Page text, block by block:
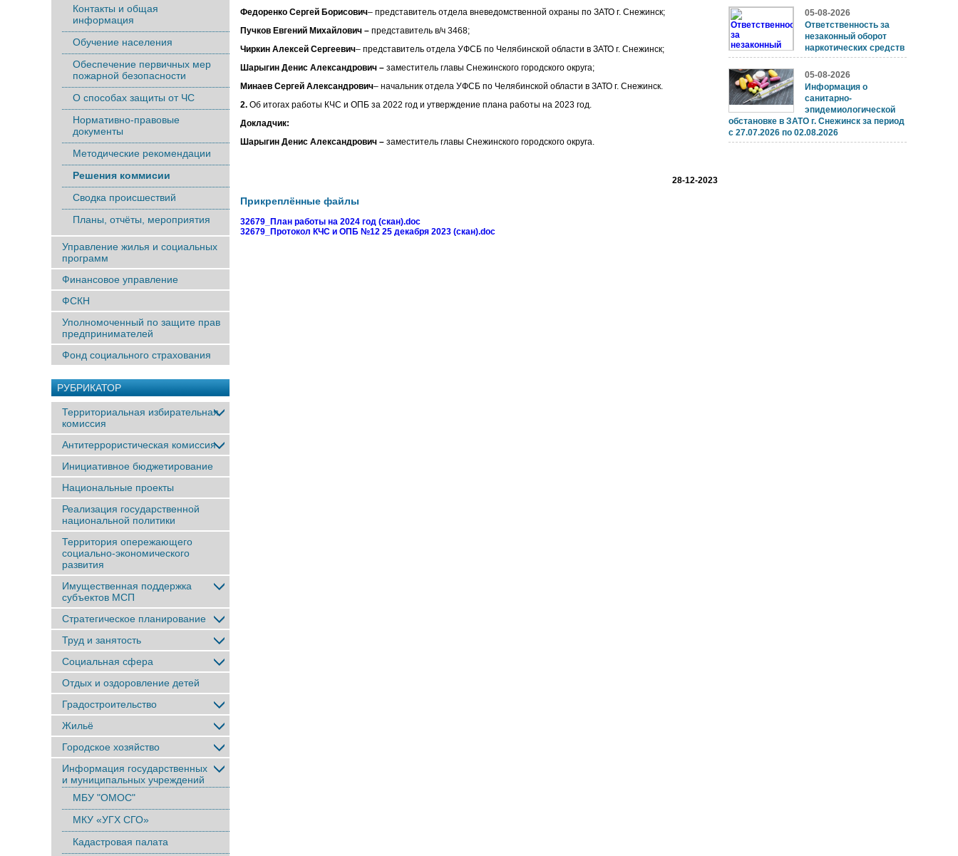
Контакты и общая
информация
Обучение населения
Обеспечение первичных мер
пожарной безопасности
О способах защиты от ЧС
Нормативно-правовые
документы
Методические рекомендации
Решения коммисии
Сводка происшествий
Планы, отчёты, мероприятия
Управление жилья и социальных
программ
Финансовое управление
ФСКН
Уполномоченный по защите прав
предпринимателей
Фонд социального страхования
РУБРИКАТОР
Территориальная избирательная
комиссия
Антитеррористическая комиссия
Инициативное бюджетирование
Национальные проекты
Реализация государственной
национальной политики
Территория опережающего
социально-экономического
развития
Имущественная поддержка
субъектов МСП
Стратегическое планирование
Труд и занятость
Социальная сфера
Отдых и оздоровление детей
Градостроительство
Жильё
Городское хозяйство
Информация государственных
и муниципальных учреждений
МБУ "ОМОС"
МКУ «УГХ СГО»
Кадастровая палата
Федоренко Сергей Борисович– представитель отдела вневедомственной охраны по ЗАТО г. Снежинск;
Пучков Евгений Михайлович – представитель в/ч 3468;
Чиркин Алексей Сергеевич– представитель отдела УФСБ по Челябинской области в ЗАТО г. Снежинск;
Шарыгин Денис Александрович – заместитель главы Снежинского городского округа;
Минаев Сергей Александрович– начальник отдела УФСБ по Челябинской области в ЗАТО г. Снежинск.
2. Об итогах работы КЧС и ОПБ за 2022 год и утверждение плана работы на 2023 год.
Докладчик:
Шарыгин Денис Александрович – заместитель главы Снежинского городского округа.
28-12-2023
Прикреплённые файлы
32679_План работы на 2024 год (скан).doc
32679_Протокол КЧС и ОПБ №12 25 декабря 2023 (скан).doc
05-08-2026
Ответственность за
незаконный оборот
наркотических средств
05-08-2026
Информация о
санитарно-
эпидемиологической
обстановке в ЗАТО г. Снежинск за период
с 27.07.2026 по 02.08.2026